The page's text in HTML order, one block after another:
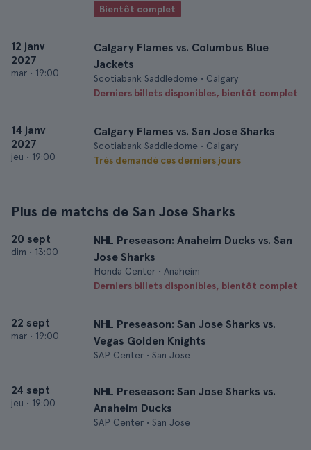
Bientôt complet
12 janv
2027
mar • 19:00
Calgary Flames vs. Columbus Blue
Jackets
Scotiabank Saddledome • Calgary
Derniers billets disponibles, bientôt complet
14 janv
2027
jeu • 19:00
Calgary Flames vs. San Jose Sharks
Scotiabank Saddledome • Calgary
Très demandé ces derniers jours
Plus de matchs de San Jose Sharks
20 sept
dim • 13:00
NHL Preseason: Anaheim Ducks vs. San
Jose Sharks
Honda Center • Anaheim
Derniers billets disponibles, bientôt complet
22 sept
mar • 19:00
NHL Preseason: San Jose Sharks vs.
Vegas Golden Knights
SAP Center • San Jose
24 sept
jeu • 19:00
NHL Preseason: San Jose Sharks vs.
Anaheim Ducks
SAP Center • San Jose